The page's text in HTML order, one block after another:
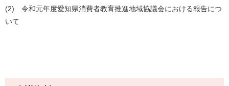
(2) 令和元年度愛知県消費者教育推進地域協議会における報告につ
いて